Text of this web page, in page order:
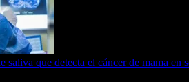
saliva que detecta el cáncer de mama en